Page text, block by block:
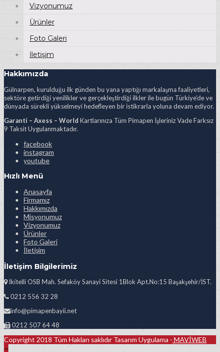
Vizyonumuz
Ürünler
Foto Galeri
İletişim
Hakkımızda
Gülnarpen, kurulduğu ilk günden bu yana yaptığı markalaşma faaliyetleri,
sektöre getirdiği yenilikler ve gerçekleştirdiği ilkler ile bugün Türkiye’de ve
dünyada sürekli yükselmeyi hedefleyen bir istikrarla yoluna devam ediyor.
Garanti – Axess – World Kartlarınıza Tüm Pimapen İşleriniz Vade Farksız
9 Taksit Uygulanmaktadır.
facebook
instagram
youtube
Hızlı Menü
Anasayfa
Firmamız
Hakkımızda
Misyonumuz
Vizyonumuz
Ürünler
Foto Galeri
İletişim
İletişim Bilgilerimiz
İkitelli OSB Mah. Sefaköy Sanayi Sitesi 1Blok Apt.No:15 Başakşehir/İST.
0212 556 32 28
info@pimapenbayii.net
0212 507 64 48
Copyright 2018 Tüm Hakları saklıdır Tasarım Uygulama - MAVİWEB